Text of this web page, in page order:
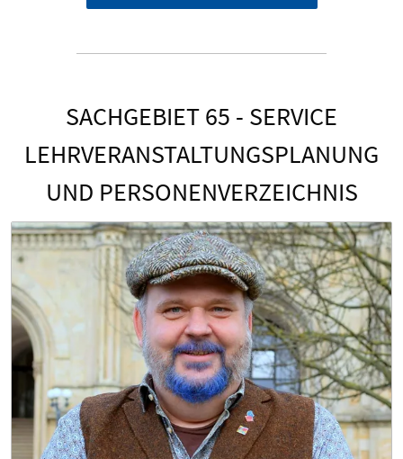
SACHGEBIET 65 - SERVICE
LEHRVERANSTALTUNGSPLANUNG
UND PERSONENVERZEICHNIS